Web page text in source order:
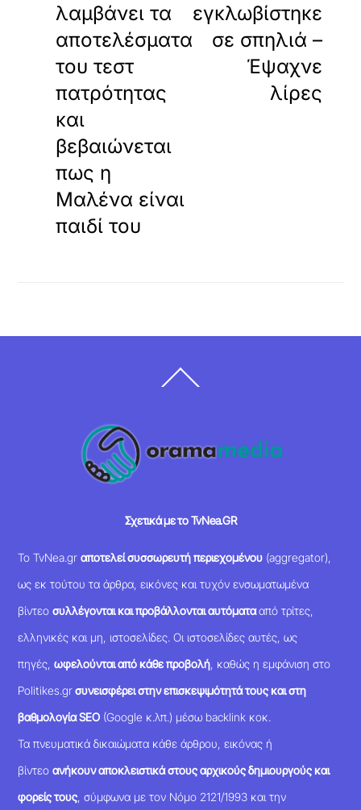
λαμβάνει τα
αποτελέσματα
του τεστ
πατρότητας
και
βεβαιώνεται
πως η
Μαλένα είναι
παιδί του
εγκλωβίστηκε
σε σπηλιά –
Έψαχνε
λίρες
To
Σχετικά με το TvNea.GR
Το TvNea.grαποτελεί συσσωρευτή περιεχομένου (aggregator),
ως εκ τούτου τα άρθρα, εικόνες και τυχόν ενσωματωμένα
βίντεοσυλλέγονται και προβάλλονται αυτόματααπό τρίτες,
ελληνικές και μη, ιστοσελίδες. Οι ιστοσελίδες αυτές, ως
πηγές,ωφελούνται από κάθε προβολή , καθώς η εμφάνιση στο
Politikes.grσυνεισφέρει στην επισκεψιμότητά τους και στη
βαθμολογία SEO (Google κ.λπ.) μέσω backlink κοκ.
Τα πνευματικά δικαιώματα κάθε άρθρου, εικόνας ή
βίντεοανήκουν αποκλειστικά στους αρχικούς δημιουργούς και
φορείς τους , σύμφωνα με τον Νόμο 2121/1993 και την